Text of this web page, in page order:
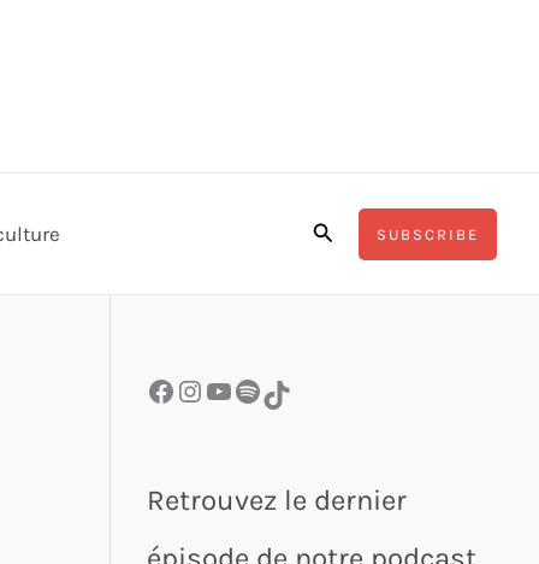
RechercherSUBSCRIBE
Facebook InstagramYouTube Spotify TikTok
Retrouvez le dernier